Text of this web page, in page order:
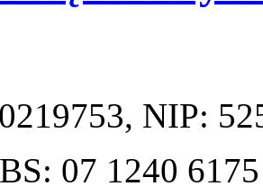
, NIP:
07 1240